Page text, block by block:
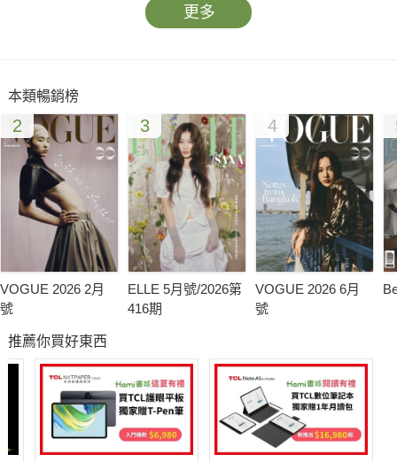
更多
本類暢銷榜
2
VOGUE 2026 2月
號
3
ELLE 5月號/2026第
416期
4
VOGUE 2026 6月
號
推薦你買好東西